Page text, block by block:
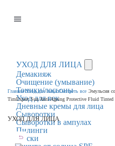
УХОД ДЛЯ ЛИЦА
Демакияж
Очищение (умывание)
Тоники/лосьоны
Уход для век
Дневные кремы для лица
Сыворотки
Сыворотки в ампулах
Пилинги
Маски
ГлавнаяУход для лица Смотреть все Эмульсия
TimExpert Sun Anti-Ageing Protective Fluid Tinted
УХОД ДЛЯ ЛИЦА